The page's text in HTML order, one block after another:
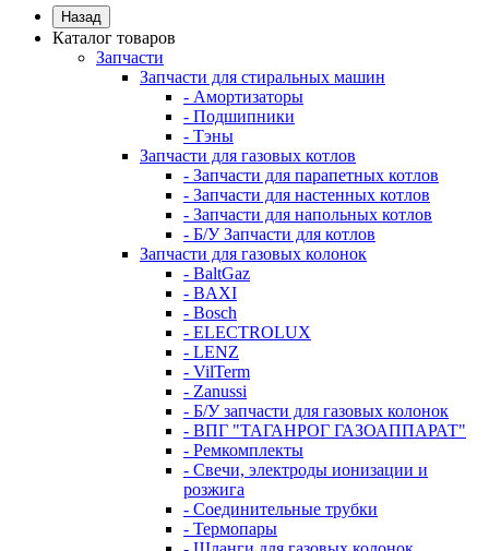
Назад
Каталог товаров
Запчасти
Запчасти для стиральных машин
- Амортизаторы
- Подшипники
- Тэны
Запчасти для газовых котлов
- Запчасти для парапетных котлов
- Запчасти для настенных котлов
- Запчасти для напольных котлов
- Б/У Запчасти для котлов
Запчасти для газовых колонок
- BaltGaz
- BAXI
- Bosch
- ELECTROLUX
- LENZ
- VilTerm
- Zanussi
- Б/У запчасти для газовых колонок
- ВПГ "ТАГАНРОГ ГАЗОАППАРАТ"
- Ремкомплекты
- Свечи, электроды ионизации и
розжига
- Соединительные трубки
- Термопары